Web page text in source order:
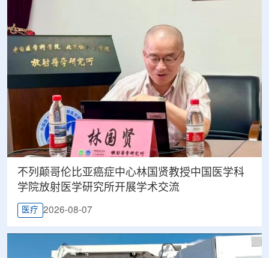
不列颠哥伦比亚癌症中心林国贤教授中国医学科
学院放射医学研究所开展学术交流
医疗 2026-08-07